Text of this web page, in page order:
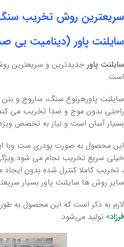
سریعترین روش تخریب
سایلنت پاور (دینامیت بی
سایلنت پاور جدیدترین و سریعترین
است.
سایلنت پاورهرنوع سنگ، ساروج و
راحتی بدون موج و صدا تخریب می
بسیار آسان است و نیاز به تخصص
این محصول به صورت پودری ست وبا
خیلی سریع تخریب نجام می
، تخریب کاملا کنترل شده بدون
سایر روش ها سایلنت پاور بسیار
لازم به ذکر است که این محصول به
فرزاد» تولید می‌شود.